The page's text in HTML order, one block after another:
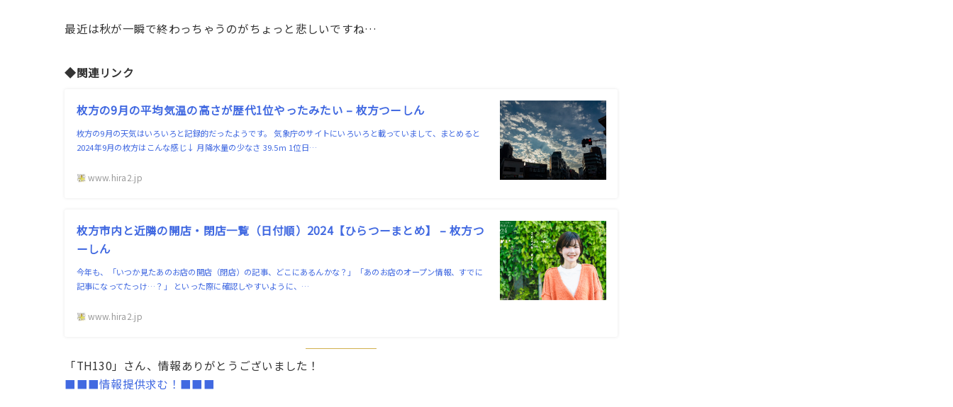
最近は秋が一瞬で終わっちゃうのがちょっと悲しいですね…
◆関連リンク
枚方の9月の平均気温の高さが歴代1位やったみたい – 枚方つーしん
枚方の9月の天気はいろいろと記録的だったようです。 気象庁のサイトにいろいろと載っていまして、まとめると
2024年9月の枚方はこんな感じ↓ 月降水量の少なさ 39.5m 1位日…
www.hira2.jp
枚方市内と近隣の開店・閉店一覧（日付順）2024【ひらつーまとめ】 – 枚方つ
ーしん
今年も、「いつか見たあのお店の開店（閉店）の記事、どこにあるんかな？」「あのお店のオープン情報、すでに
記事になってたっけ…？」 といった際に確認しやすいように、…
www.hira2.jp
「TH130」さん、情報ありがとうございました！
■■■情報提供求む！■■■